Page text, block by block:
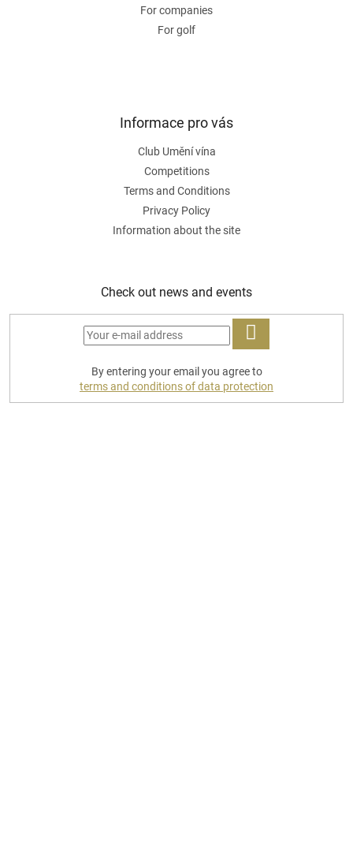
For companies
For golf
Informace pro vás
Club Umění vína
Competitions
Terms and Conditions
Privacy Policy
Information about the site
Check out news and events
LOG
IN
By entering your email you agree to
terms and conditions of data protection